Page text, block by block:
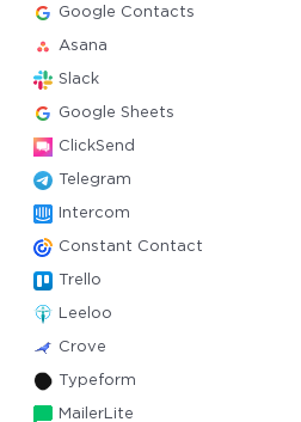
Google Contacts
Asana
Slack
Google Sheets
ClickSend
Telegram
Intercom
Constant Contact
Trello
Leeloo
Crove
Typeform
MailerLite